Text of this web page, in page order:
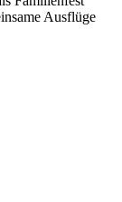
Ausflüge